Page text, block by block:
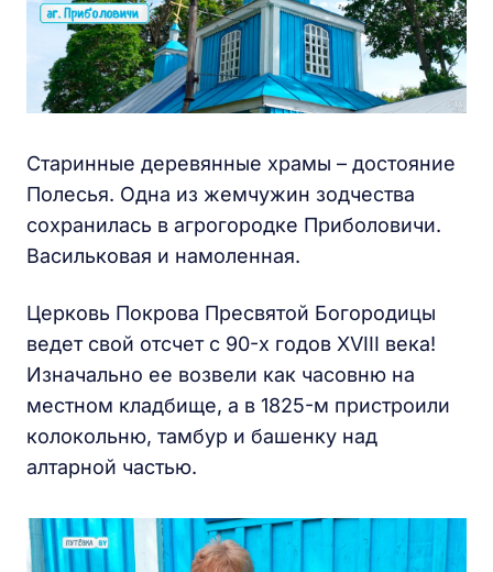
Старинные деревянные храмы – достояние
Полесья. Одна из жемчужин зодчества
сохранилась в агрогородке Приболовичи.
Васильковая и намоленная.
Церковь Покрова Пресвятой Богородицы
ведет свой отсчет с 90-х годов XVIII века!
Изначально ее возвели как часовню на
местном кладбище, а в 1825-м пристроили
колокольню, тамбур и башенку над
алтарной частью.